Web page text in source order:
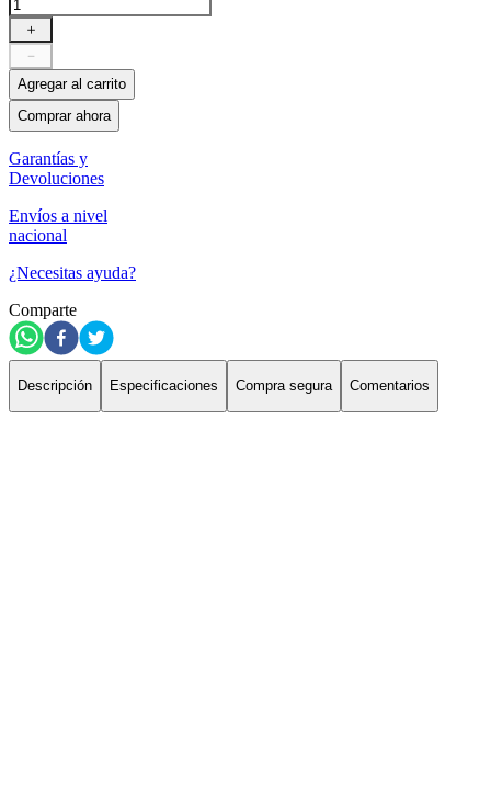
＋
－
Agregar al carrito
Comprar ahora
Garantías y
Devoluciones
Envíos a nivel
nacional
¿Necesitas ayuda?
Comparte
Descripción Especificaciones Compra segura Comentarios